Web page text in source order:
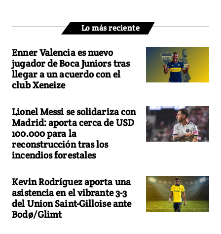
Lo más reciente
Enner Valencia es nuevo
jugador de Boca Juniors tras
llegar a un acuerdo con el
club Xeneize
Lionel Messi se solidariza con
Madrid: aporta cerca de USD
100.000 para la
reconstrucción tras los
incendios forestales
Kevin Rodríguez aporta una
asistencia en el vibrante 3-3
del Union Saint-Gilloise ante
Bodø/Glimt